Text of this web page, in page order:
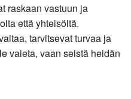
raskaan vastuun ja
että yhteisöltä.
tarvitsevat turvaa ja
vaieta, vaan seistä heidän